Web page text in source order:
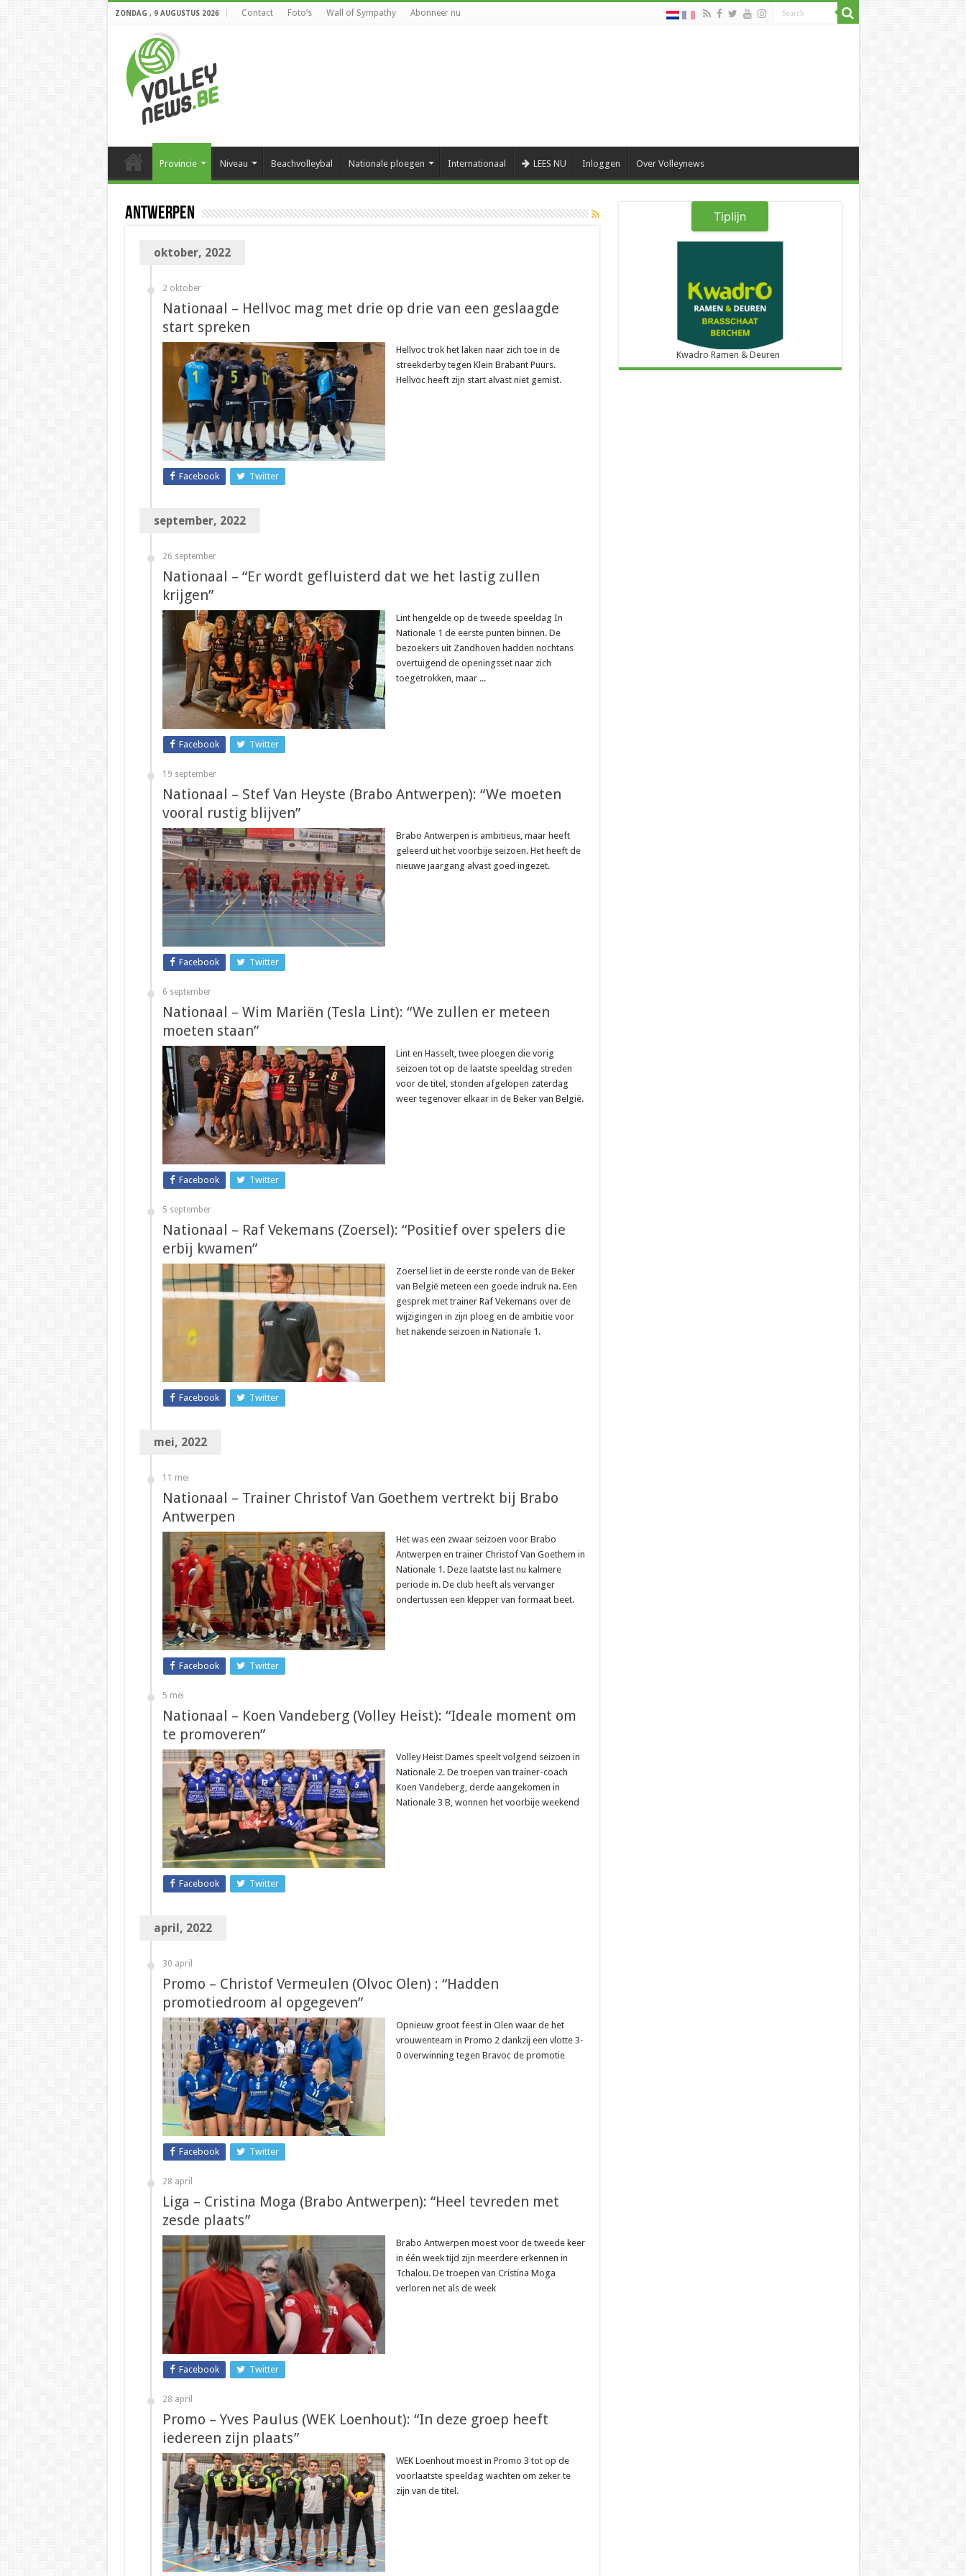
ZONDAG , 9 AUGUSTUS 2026 Contact Foto’s Wall of Sympathy Abonneer nu
Provincie Niveau Beachvolleybal Nationale ploegen Internationaal LEES NU Inloggen Over Volleynews
Antwerpen
oktober, 2022
2 oktober
Nationaal – Hellvoc mag met drie op drie van een geslaagde
start spreken
Hellvoc trok het laken naar zich toe in de
streekderby tegen Klein Brabant Puurs.
Hellvoc heeft zijn start alvast niet gemist.
Facebook Twitter
september, 2022
26 september
Nationaal – “Er wordt gefluisterd dat we het lastig zullen
krijgen”
Lint hengelde op de tweede speeldag In
Nationale 1 de eerste punten binnen. De
bezoekers uit Zandhoven hadden nochtans
overtuigend de openingsset naar zich
toegetrokken, maar ...
Facebook Twitter
19 september
Nationaal – Stef Van Heyste (Brabo Antwerpen): “We moeten
vooral rustig blijven”
Brabo Antwerpen is ambitieus, maar heeft
geleerd uit het voorbije seizoen. Het heeft de
nieuwe jaargang alvast goed ingezet.
Facebook Twitter
6 september
Nationaal – Wim Mariën (Tesla Lint): “We zullen er meteen
moeten staan”
Lint en Hasselt, twee ploegen die vorig
seizoen tot op de laatste speeldag streden
voor de titel, stonden afgelopen zaterdag
weer tegenover elkaar in de Beker van België.
Facebook Twitter
5 september
Nationaal – Raf Vekemans (Zoersel): “Positief over spelers die
erbij kwamen”
Zoersel liet in de eerste ronde van de Beker
van België meteen een goede indruk na. Een
gesprek met trainer Raf Vekemans over de
wijzigingen in zijn ploeg en de ambitie voor
het nakende seizoen in Nationale 1.
Facebook Twitter
mei, 2022
11 mei
Nationaal – Trainer Christof Van Goethem vertrekt bij Brabo
Antwerpen
Het was een zwaar seizoen voor Brabo
Antwerpen en trainer Christof Van Goethem in
Nationale 1. Deze laatste last nu kalmere
periode in. De club heeft als vervanger
ondertussen een klepper van formaat beet.
Facebook Twitter
5 mei
Nationaal – Koen Vandeberg (Volley Heist): “Ideale moment om
te promoveren”
Volley Heist Dames speelt volgend seizoen in
Nationale 2. De troepen van trainer-coach
Koen Vandeberg, derde aangekomen in
Nationale 3 B, wonnen het voorbije weekend
Facebook Twitter
april, 2022
30 april
Promo – Christof Vermeulen (Olvoc Olen) : “Hadden
promotiedroom al opgegeven”
Opnieuw groot feest in Olen waar de het
vrouwenteam in Promo 2 dankzij een vlotte 3-
0 overwinning tegen Bravoc de promotie
Facebook Twitter
28 april
Liga – Cristina Moga (Brabo Antwerpen): “Heel tevreden met
zesde plaats”
Brabo Antwerpen moest voor de tweede keer
in één week tijd zijn meerdere erkennen in
Tchalou. De troepen van Cristina Moga
verloren net als de week
Facebook Twitter
28 april
Promo – Yves Paulus (WEK Loenhout): “In deze groep heeft
iedereen zijn plaats”
WEK Loenhout moest in Promo 3 tot op de
voorlaatste speeldag wachten om zeker te
zijn van de titel.
Tiplijn
Kwadro Ramen & Deuren